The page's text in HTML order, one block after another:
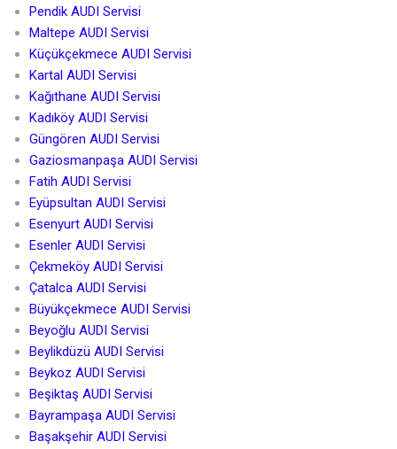
Pendik AUDI Servisi
Maltepe AUDI Servisi
Küçükçekmece AUDI Servisi
Kartal AUDI Servisi
Kağıthane AUDI Servisi
Kadıköy AUDI Servisi
Güngören AUDI Servisi
Gaziosmanpaşa AUDI Servisi
Fatih AUDI Servisi
Eyüpsultan AUDI Servisi
Esenyurt AUDI Servisi
Esenler AUDI Servisi
Çekmeköy AUDI Servisi
Çatalca AUDI Servisi
Büyükçekmece AUDI Servisi
Beyoğlu AUDI Servisi
Beylikdüzü AUDI Servisi
Beykoz AUDI Servisi
Beşiktaş AUDI Servisi
Bayrampaşa AUDI Servisi
Başakşehir AUDI Servisi